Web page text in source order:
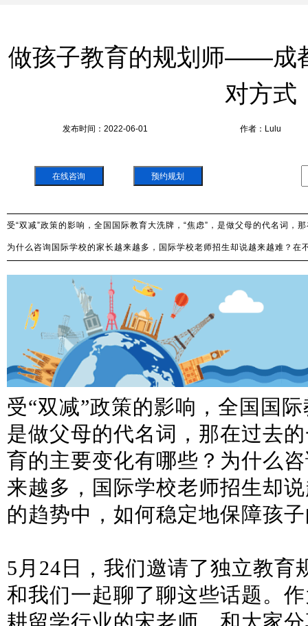
做孩子教育的规划师——成
对方式
发布时间：2022-06-01 作者：Lulu
在线咨询 预约规划
受“双减”政策的影响，全国国际教育大洗牌，“焦虑”，是做父母的代名词，
为什么咨询国际学校的家长越来越多，国际学校老师招生却说越来越难？
受“双减”政策的影响，全国国
是做父母的代名词，那在过去
育的主要变化有哪些？为什么
来越多，国际学校老师招生却
的趋势中，如何稳定地保障孩
5月24日，我们邀请了独立教育
和我们一起聊了聊这些话题。